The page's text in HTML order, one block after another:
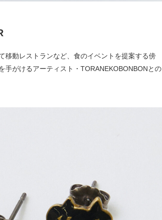
移動レストランなど、食のイベントを提案する傍
手がけるアーティスト・TORANEKOBONBONとの